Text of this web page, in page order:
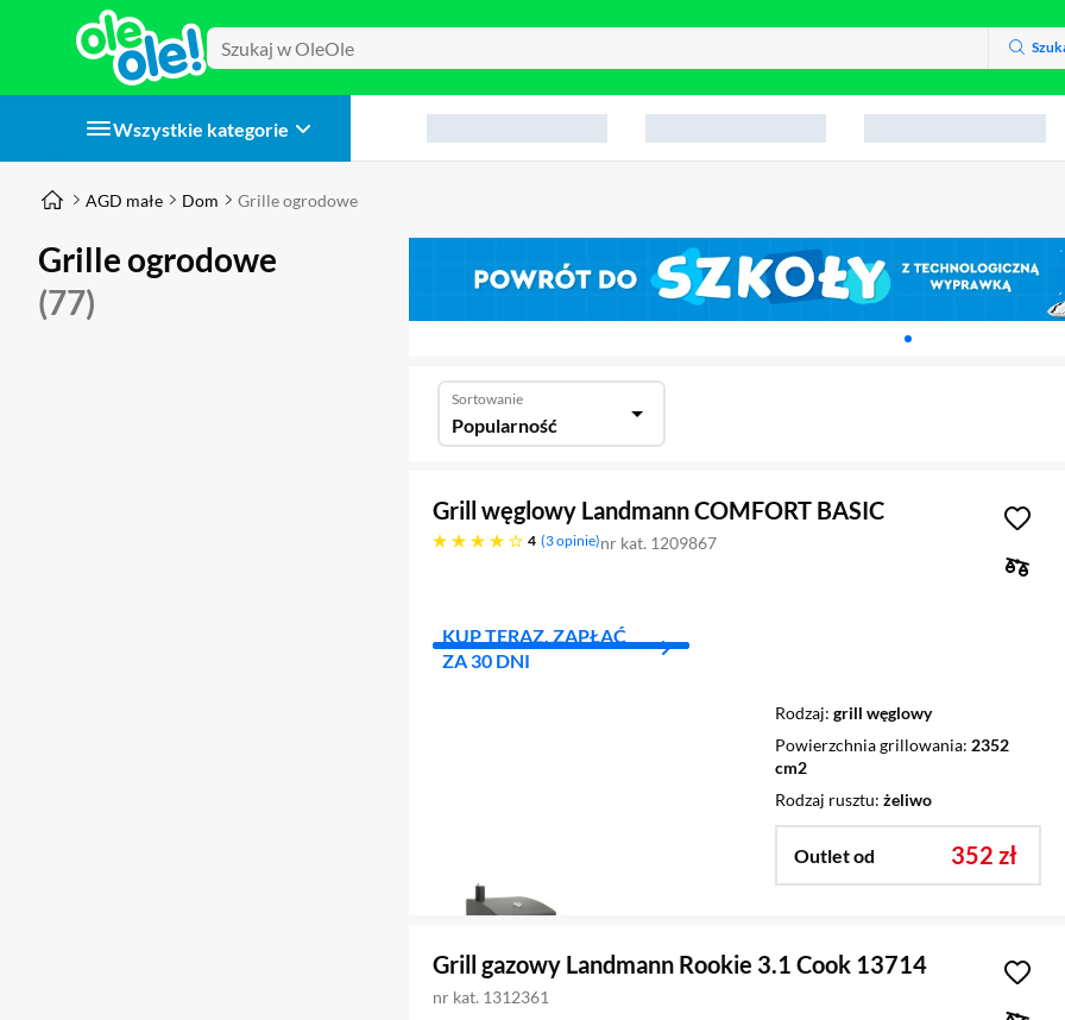
Wszystkie kategorie
Karuzela z banerami,
AGD małe Dom Grille ogrodowe
Grille ogrodowe
(77)
Sortowanie
Popularność
Grill węglowy Landmann COMFORT BASIC
4
cztery gwiazdki 3 opinie nr kat. 1209867
KUP TERAZ, ZAPŁAĆ
ZA 30 DNI
Rodzaj grill węglowy
Powierzchnia grillowania 2352
cm2
Rodzaj rusztu żeliwo
Outlet od 352 zł
Grill gazowy Landmann Rookie 3.1 Cook 13714
nr kat. 1312361